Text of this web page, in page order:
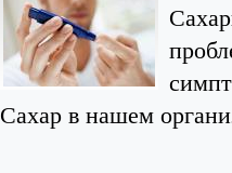
Сахар в нашем